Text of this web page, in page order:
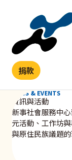
捐款
NEWS & EVENTS
資訊與活動
新事社會服務中
元活動、工作坊
與原住民族議題